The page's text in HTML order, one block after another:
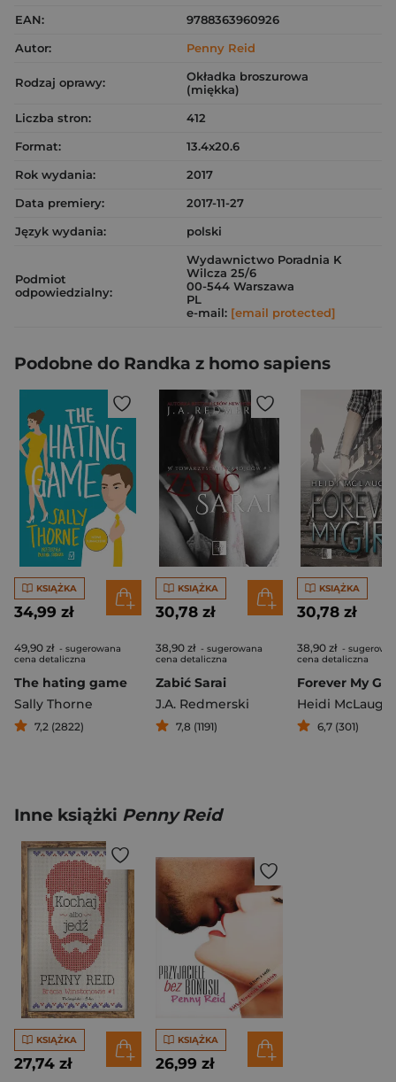
EAN:
9788363960926
Autor:
Penny Reid
Rodzaj oprawy:
Okładka broszurowa
(miękka)
Liczba stron:
412
Format:
13.4x20.6
Rok wydania:
2017
Data premiery:
2017-11-27
Język wydania:
polski
Podmiot
odpowiedzialny:
Wydawnictwo Poradnia K
Wilcza 25/6
00-544 Warszawa
PL
e-mail: [email protected]
Podobne do Randka z homo sapiens
KSIĄŻKA
34,99 zł
49,90 zł - sugerowana
cena detaliczna
The hating game
Sally Thorne
7,2 (2822)
KSIĄŻKA
30,78 zł
38,90 zł - sugerowana
cena detaliczna
Zabić Sarai
J.A. Redmerski
7,8 (1191)
KSIĄŻKA
30,78 zł
38,90 zł -
cena detaliczna
Forever My Girl
Heidi
6,7 (301)
Inne książki Penny Reid
KSIĄŻKA
27,74 zł
KSIĄŻKA
26,99 zł